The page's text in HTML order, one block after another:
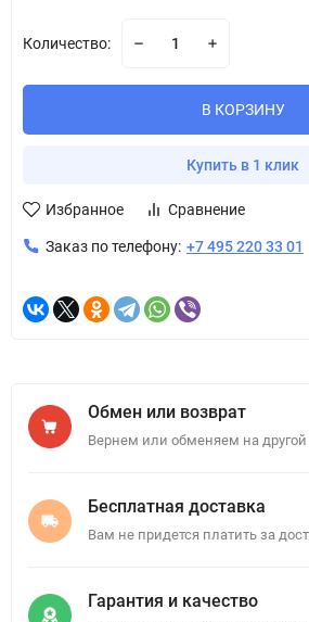
Количество:
В КОРЗИНУ
Купить в 1 клик
Избранное Сравнение
Заказ по телефону: +7 495 220 33 01
Обмен или возврат
Вернем или обменяем на другой
Бесплатная доставка
Вам не придется платить за
Гарантия и качество